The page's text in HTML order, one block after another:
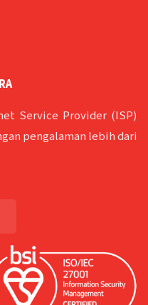
Service Provider (ISP)
pengalaman lebih dari